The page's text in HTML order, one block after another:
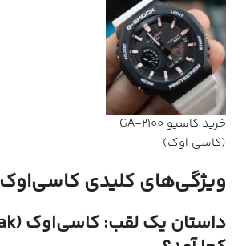
خرید کاسیو GA-2100
(کاسی اوک)
ویژگی‌های کلیدی کاسی‌اوک